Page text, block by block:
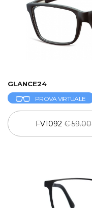
GLANCE24
PROVA VIRTUALE
FV1092 € 59.00